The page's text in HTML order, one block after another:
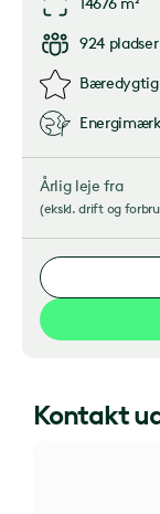
14676 m²
924 pladser
Årlig leje fra
(ekskl. drift og
Kontakt